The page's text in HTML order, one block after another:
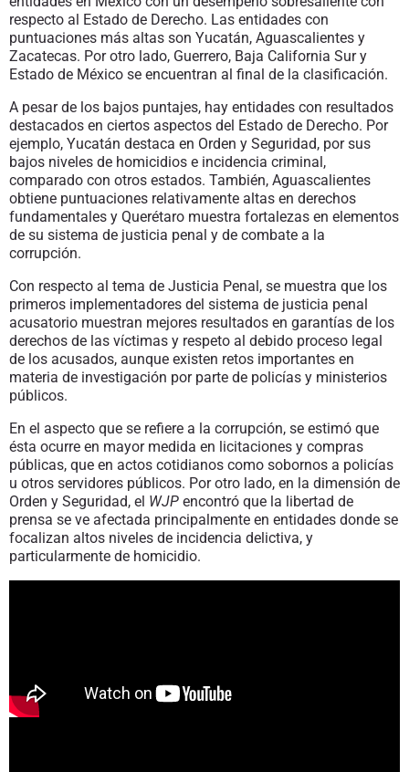
respecto al Estado de Derecho. Las entidades con
puntuaciones más altas son Yucatán, Aguascalientes y
Zacatecas. Por otro lado, Guerrero, Baja California Sur y
Estado de México se encuentran al final de la clasificación.
A pesar de los bajos puntajes, hay entidades con resultados
destacados en ciertos aspectos del Estado de Derecho. Por
ejemplo, Yucatán destaca en Orden y Seguridad, por sus
bajos niveles de homicidios e incidencia criminal,
comparado con otros estados. También, Aguascalientes
obtiene puntuaciones relativamente altas en derechos
fundamentales y Querétaro muestra fortalezas en elementos
de su sistema de justicia penal y de combate a la
corrupción.
Con respecto al tema de Justicia Penal, se muestra que los
primeros implementadores del sistema de justicia penal
acusatorio muestran mejores resultados en garantías de los
derechos de las víctimas y respeto al debido proceso legal
de los acusados, aunque existen retos importantes en
materia de investigación por parte de policías y ministerios
públicos.
En el aspecto que se refiere a la corrupción, se estimó que
ésta ocurre en mayor medida en licitaciones y compras
públicas, que en actos cotidianos como sobornos a policías
u otros servidores públicos. Por otro lado, en la dimensión de
Orden y Seguridad, el WJP encontró que la libertad de
prensa se ve afectada principalmente en entidades donde se
focalizan altos niveles de incidencia delictiva, y
particularmente de homicidio.